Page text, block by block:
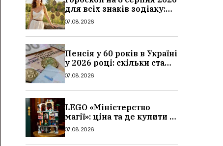
для всіх знаків зодіаку:
кохання, гроші та справи
07.08.2026
Пенсія у 60 років в Україні
у 2026 році: скільки стажу
потрібно, умови, кому
07.08.2026
LEGO «Міністерство
магії»: ціна та де купити в
Україні
07.08.2026